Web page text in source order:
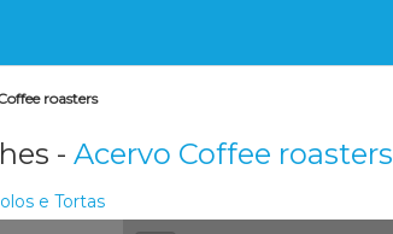
roasters
- Acervo Coffee roasters
e Tortas